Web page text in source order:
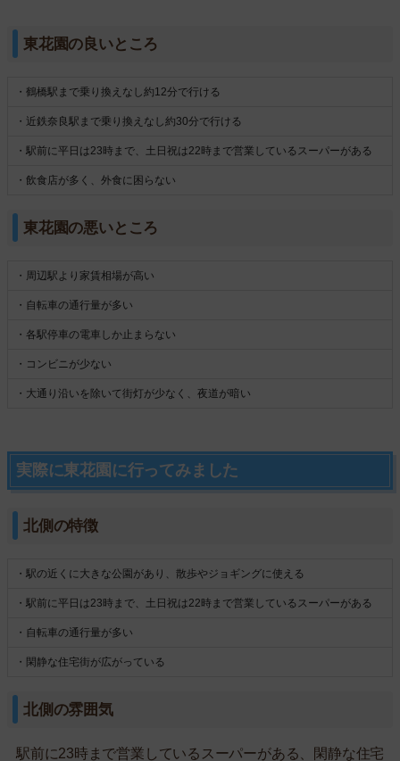
東花園の良いところ
・鶴橋駅まで乗り換えなし約12分で行ける
・近鉄奈良駅まで乗り換えなし約30分で行ける
・駅前に平日は23時まで、土日祝は22時まで営業しているスーパーがある
・飲食店が多く、外食に困らない
東花園の悪いところ
・周辺駅より家賃相場が高い
・自転車の通行量が多い
・各駅停車の電車しか止まらない
・コンビニが少ない
・大通り沿いを除いて街灯が少なく、夜道が暗い
実際に東花園に行ってみました
北側の特徴
・駅の近くに大きな公園があり、散歩やジョギングに使える
・駅前に平日は23時まで、土日祝は22時まで営業しているスーパーがある
・自転車の通行量が多い
・閑静な住宅街が広がっている
北側の雰囲気
駅前に23時まで営業しているスーパーがある、閑静な住宅